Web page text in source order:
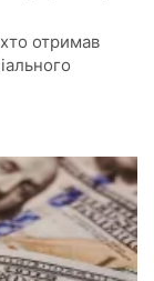
отримав